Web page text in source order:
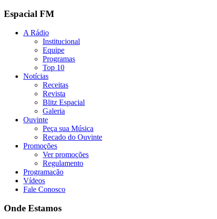
Espacial FM
A Rádio
Institucional
Equipe
Programas
Top 10
Notícias
Receitas
Revista
Blitz Espacial
Galeria
Ouvinte
Peça sua Música
Recado do Ouvinte
Promoções
Ver promoções
Regulamento
Programação
Vídeos
Fale Conosco
Onde Estamos